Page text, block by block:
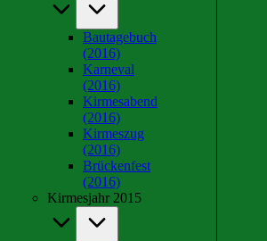
Bautagebuch
(2016)
Karneval
(2016)
Kirmesabend
(2016)
Kirmeszug
(2016)
Brückenfest
(2016)
Kirmesjahr 2015